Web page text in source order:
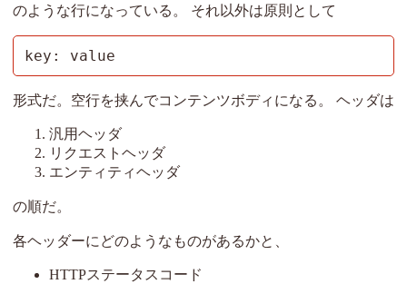
のような行になっている。 それ以外は原則として
key: value
形式だ。空行を挟んでコンテンツボディになる。 ヘッダは
汎用ヘッダ
リクエストヘッダ
エンティティヘッダ
の順だ。
各ヘッダーにどのようなものがあるかと、
HTTPステータスコード